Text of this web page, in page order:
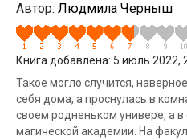
Автор: Людмила Черныш
Книга добавлена: 5 июль 2022,
Такое могло случится,
себя дома, а проснулась в
своем родненьком универе, а
магической академии. На